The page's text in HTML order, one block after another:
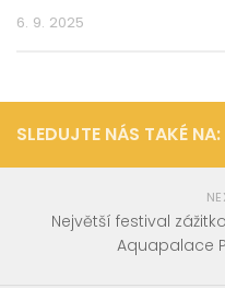
6. 9. 2025
SLEDUJTE NÁS TAKÉ NA:
Největší festival
Aquapalace